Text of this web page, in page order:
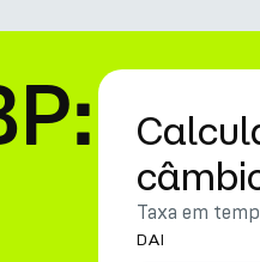
Taxa em
DAI